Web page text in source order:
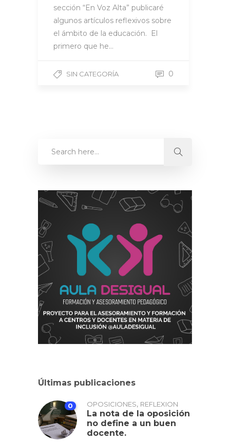
sección “En Voz Alta” publicaré
algunos artículos reflexivos sobre
el ámbito de la educación. El
primero que he…
SIN CATEGORÍA 0
Últimas publicaciones
0 OPOSICIONES, REFLEXION
La nota de la oposición
no define a un buen
docente.